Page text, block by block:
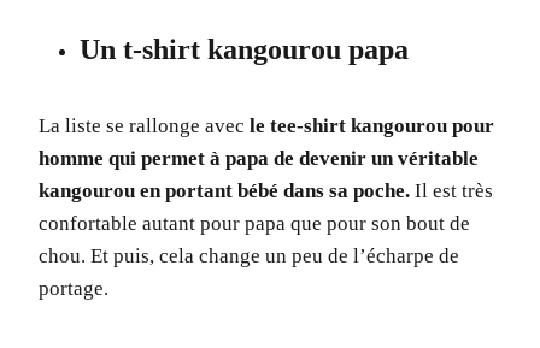
Un t-shirt kangourou papa
La liste se rallonge avec le tee-shirt kangourou pour
homme qui permet à papa de devenir un véritable
kangourou en portant bébé dans sa poche. Il est très
confortable autant pour papa que pour son bout de
chou. Et puis, cela change un peu de l’écharpe de
portage.